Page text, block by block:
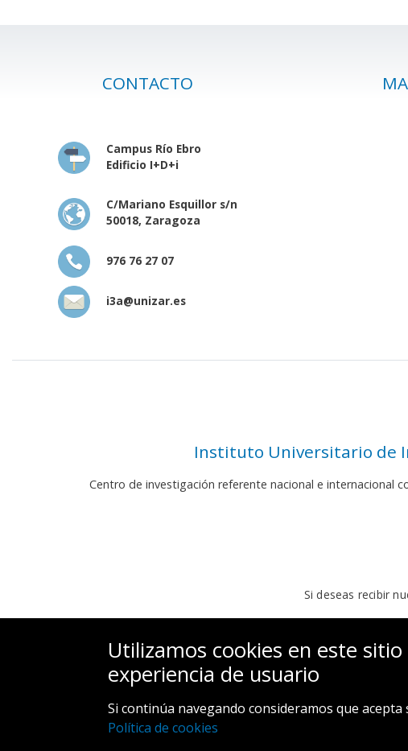
CONTACTO
Campus Río Ebro
Edificio I+D+i
C/Mariano Esquillor s/n
50018, Zaragoza
976 76 27 07
i3a@unizar.es
Instituto Universitario de
Centro de investigación referente nacional e internacional
Si deseas recibir
Utilizamos cookies en este
experiencia de usuario
Si continúa navegando consideramos que
Política de cookies